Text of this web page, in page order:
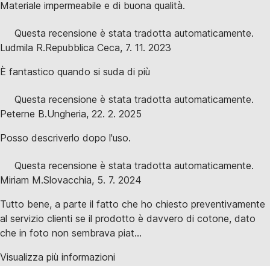
Materiale impermeabile e di buona qualità.
Questa recensione è stata tradotta automaticamente.
Ludmila R.Repubblica Ceca, 7. 11. 2023
È fantastico quando si suda di più
Questa recensione è stata tradotta automaticamente.
Peterne B.Ungheria, 22. 2. 2025
Posso descriverlo dopo l'uso.
Questa recensione è stata tradotta automaticamente.
Miriam M.Slovacchia, 5. 7. 2024
Tutto bene, a parte il fatto che ho chiesto preventivamente
al servizio clienti se il prodotto è davvero di cotone, dato
che in foto non sembrava piat...
Visualizza più informazioni